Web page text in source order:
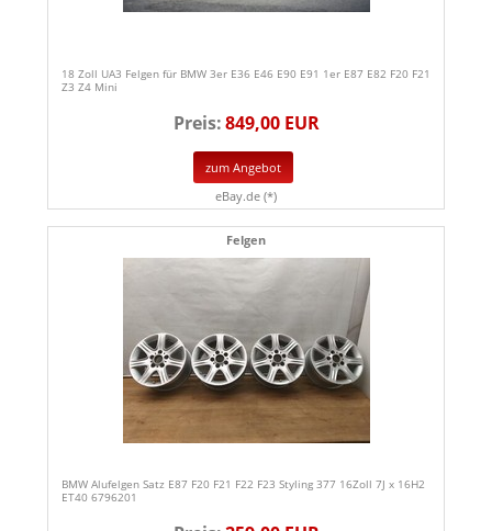
18 Zoll UA3 Felgen für BMW 3er E36 E46 E90 E91 1er E87 E82 F20 F21
Z3 Z4 Mini
Preis:849,00 EUR
zum Angebot
eBay.de (*)
Felgen
BMW Alufelgen Satz E87 F20 F21 F22 F23 Styling 377 16Zoll 7J x 16H2
ET40 6796201